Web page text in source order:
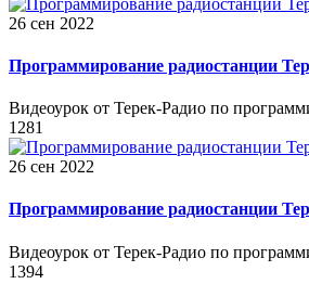
26 сен 2022
Программирование радиостанции
Видеоурок от Терек-Радио по
1281
26 сен 2022
Программирование радиостанции
Видеоурок от Терек-Радио по
1394